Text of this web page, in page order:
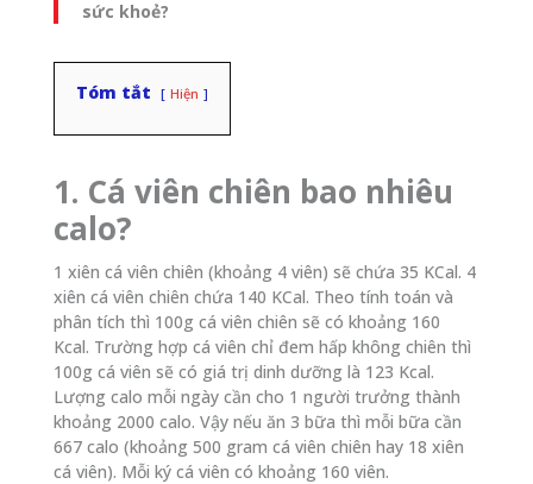
sức khoẻ?
Tóm tắt Hiện
1. Cá viên chiên bao nhiêu
calo?
1 xiên cá viên chiên (khoảng 4 viên) sẽ chứa 35 KCal. 4
xiên cá viên chiên chứa 140 KCal. Theo tính toán và
phân tích thì 100g cá viên chiên sẽ có khoảng 160
Kcal. Trường hợp cá viên chỉ đem hấp không chiên thì
100g cá viên sẽ có giá trị dinh dưỡng là 123 Kcal.
Lượng calo mỗi ngày cần cho 1 người trưởng thành
khoảng 2000 calo. Vậy nếu ăn 3 bữa thì mỗi bữa cần
667 calo (khoảng 500 gram cá viên chiên hay 18 xiên
cá viên). Mỗi ký cá viên có khoảng 160 viên.